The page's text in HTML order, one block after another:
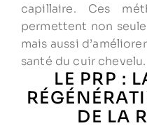
capillaire. Ces
permettent non
mais aussi
santé du cuir chevelu.
LE PRP :
DE LA